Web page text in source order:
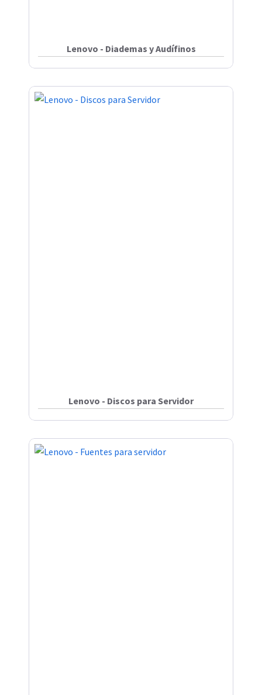
Lenovo - Diademas y Audífinos
Lenovo - Discos para Servidor